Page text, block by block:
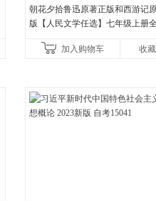
朝花夕拾鲁迅原著正版和西游记
版【人民文学任选】七年级上册
中名著语文书目初一课外阅
加入购物车 收藏